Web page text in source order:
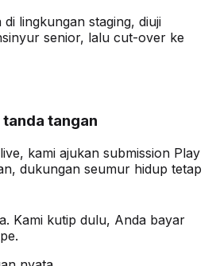
di lingkungan staging, diuji
senior, lalu cut-over ke
tangan
kami ajukan submission Play
dukungan seumur hidup tetap
Kami kutip dulu, Anda bayar